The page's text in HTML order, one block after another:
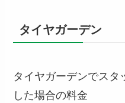
タイヤガーデン
タイヤガーデンでスタ
した場合の料金